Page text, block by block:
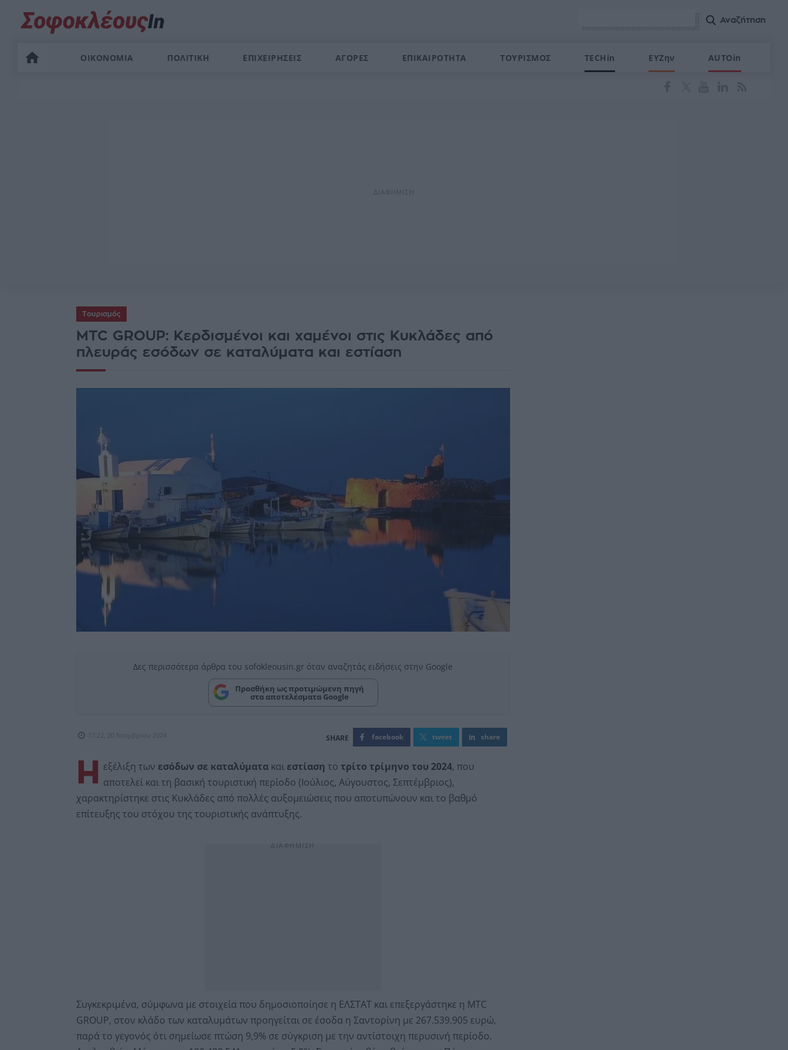
ΟΙΚΟΝΟΜΙΑ ΠΟΛΙΤΙΚΗ ΕΠΙΧΕΙΡΗΣΕΙΣ ΑΓΟΡΕΣ ΕΠΙΚΑΙΡΟΤΗΤΑ ΤΟΥΡΙΣΜΟΣ TECHin ΕΥΖην AUTOin
Τουρισμός
MTC GROUP: Kερδισμένοι και χαμένοι στις Κυκλάδες από
πλευράς εσόδων σε καταλύματα και εστίαση
Δες περισσότερα άρθρα του sofokleousin.gr όταν αναζητάς ειδήσεις στην Google
Προσθήκη ως προτιμώμενη πηγή
στα αποτελέσματα Google
17:22, 20 Νοεμβρίου 2024 facebook tweet share
Η εξέλιξη των εσόδων σε καταλύματα και εστίαση το τρίτο τρίμηνο του 2024, που
αποτελεί και τη βασική τουριστική περίοδο (Ιούλιος, Αύγουστος, Σεπτέμβριος),
χαρακτηρίστηκε στις Κυκλάδες από πολλές αυξομειώσεις που αποτυπώνουν και το βαθμό
επίτευξης του στόχου της τουριστικής ανάπτυξης.
Συγκεκριμένα, σύμφωνα με στοιχεία που δημοσιοποίησε η ΕΛΣΤΑΤ και επεξεργάστηκε η MTC
GROUP, στον κλάδο των καταλυμάτων προηγείται σε έσοδα η Σαντορίνη με 267.539.905 ευρώ,
παρά το γεγονός ότι σημείωσε πτώση 9,9% σε σύγκριση με την αντίστοιχη περυσινή περίοδο.